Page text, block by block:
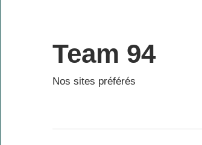
content
Team 94
Nos sites préférés